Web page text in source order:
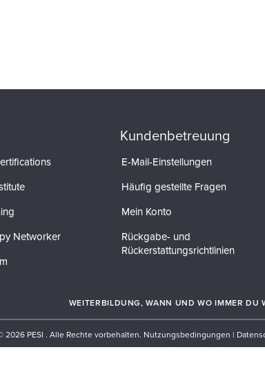
Networker
Kundenbetreuung
E-Mail-Einstellungen
Häufig gestellte Fragen
Mein Konto
Rückgabe- und
Rückerstattungsrichtlinien
WEITERBILDUNG, WANN UND WO IMMER DU
2026 PESI . Alle Rechte vorbehalten. Nutzungsbedingungen |